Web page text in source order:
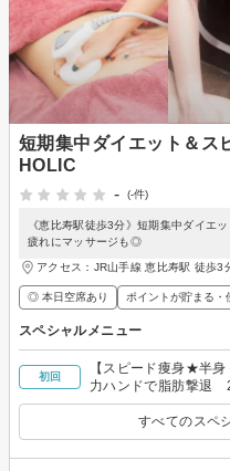
短期集中ダイエット＆ス
HOLIC
-
(-件)
《恵比寿駅徒歩3分》短期集中ダイエ
疲れにマッサージも◎
アクセス：JR山手線 恵比寿駅 徒歩3
◎ 本日空席あり ポイントが貯まる・
スペシャルメニュー
初回
【スピード痩身★半
力ハンドで脂肪撃退
すべてのスペ